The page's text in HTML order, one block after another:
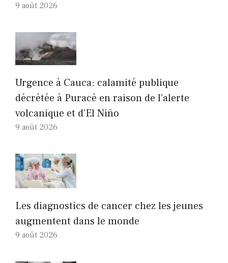
9 août 2026
Urgence à Cauca: calamité publique
décrétée à Puracé en raison de l’alerte
volcanique et d’El Niño
9 août 2026
Les diagnostics de cancer chez les jeunes
augmentent dans le monde
9 août 2026